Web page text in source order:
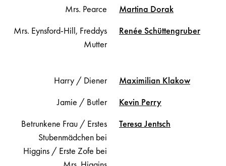
Mrs. Pearce Martina Dorak
Mrs. Eynsford-Hill, Freddys
Mutter
Renée Schüttengruber
Harry / Diener Maximilian Klakow
Jamie / Butler
Kevin Perry
Betrunkene Frau / Erstes
Stubenmädchen bei
Higgins / Erste Zofe bei
TeresaJentsch